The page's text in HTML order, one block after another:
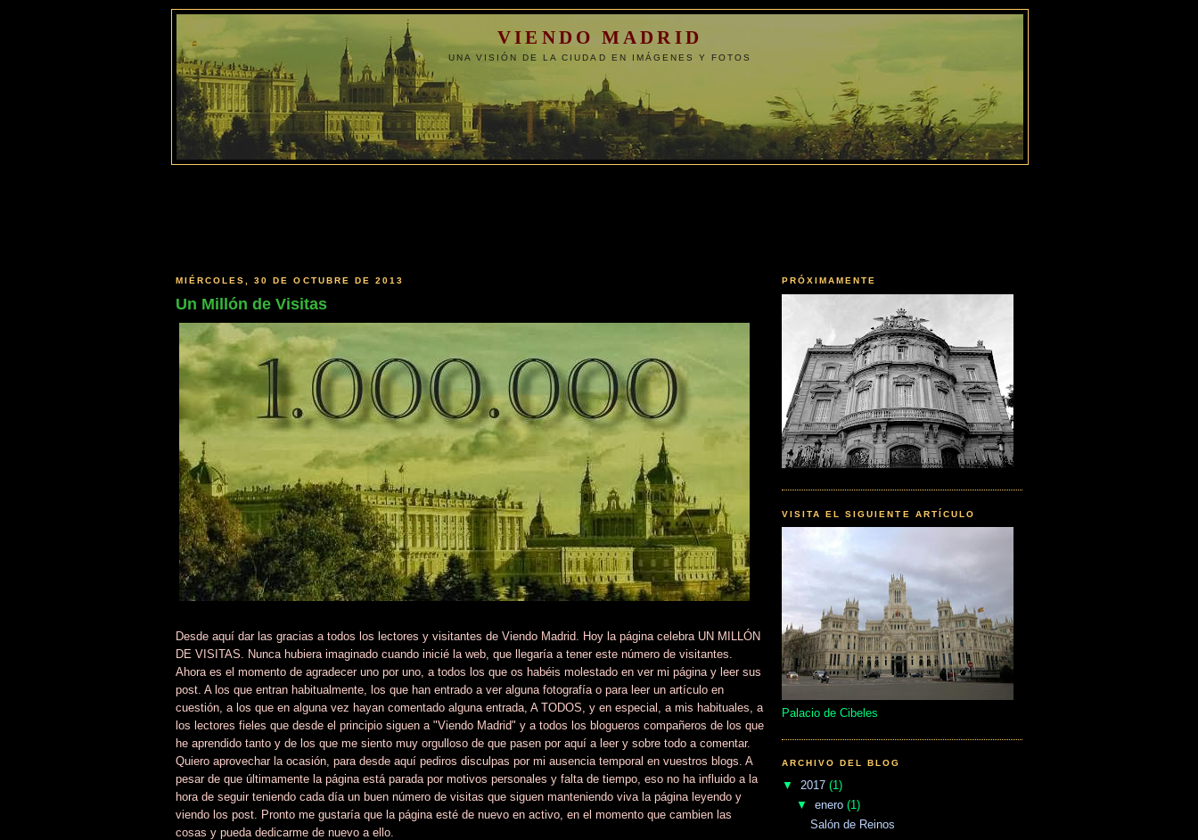
VIENDO MADRID
UNA VISIÓN DE LA CIUDAD EN IMÁGENES Y FOTOS
MIÉRCOLES, 30 DE OCTUBRE DE 2013
Un Millón de Visitas
Desde aquí dar las gracias a todos los lectores y visitantes de Viendo Madrid. Hoy la página celebra UN MILLÓN
DE VISITAS. Nunca hubiera imaginado cuando inicié la web, que llegaría a tener este número de visitantes.
Ahora es el momento de agradecer uno por uno, a todos los que os habéis molestado en ver mi página y leer sus
post. A los que entran habitualmente, los que han entrado a ver alguna fotografía o para leer un artículo en
cuestión, a los que en alguna vez hayan comentado alguna entrada, A TODOS, y en especial, a mis habituales, a
los lectores fieles que desde el principio siguen a "Viendo Madrid" y a todos los blogueros compañeros de los que
he aprendido tanto y de los que me siento muy orgulloso de que pasen por aquí a leer y sobre todo a comentar.
Quiero aprovechar la ocasión, para desde aquí pediros disculpas por mi ausencia temporal en vuestros blogs. A
pesar de que últimamente la página está parada por motivos personales y falta de tiempo, eso no ha influido a la
hora de seguir teniendo cada día un buen número de visitas que siguen manteniendo viva la página leyendo y
viendo los post. Pronto me gustaría que la página esté de nuevo en activo, en el momento que cambien las
cosas y pueda dedicarme de nuevo a ello.
PRÓXIMAMENTE
VISITA EL SIGUIENTE ARTÍCULO
Palacio de Cibeles
ARCHIVO DEL BLOG
▼ 2017 (1)
▼ enero (1)
Salón de Reinos